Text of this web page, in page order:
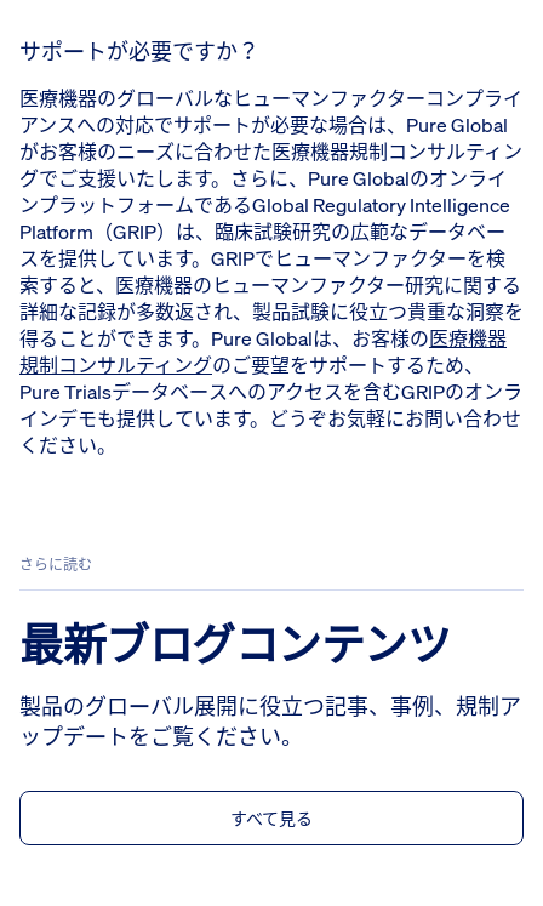
サポートが必要ですか？
医療機器のグローバルなヒューマンファクターコンプライ
アンスへの対応でサポートが必要な場合は、Pure Global
がお客様のニーズに合わせた医療機器規制コンサルティン
グでご支援いたします。さらに、Pure Globalのオンライ
ンプラットフォームであるGlobal Regulatory Intelligence
Platform（GRIP）は、臨床試験研究の広範なデータベー
スを提供しています。GRIPでヒューマンファクターを検
索すると、医療機器のヒューマンファクター研究に関する
詳細な記録が多数返され、製品試験に役立つ貴重な洞察を
得ることができます。Pure Globalは、お客様の医療機器
規制コンサルティングのご要望をサポートするため、
Pure Trialsデータベースへのアクセスを含むGRIPのオンラ
インデモも提供しています。どうぞお気軽にお問い合わせ
ください。
さらに読む
最新ブログコンテンツ
製品のグローバル展開に役立つ記事、事例、規制ア
ップデートをご覧ください。
すべて見る